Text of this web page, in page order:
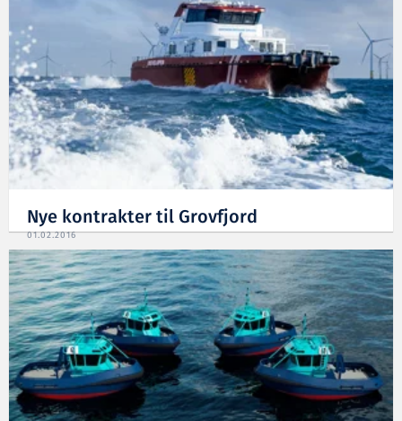
Nye kontrakter til Grovfjord
01.02.2016